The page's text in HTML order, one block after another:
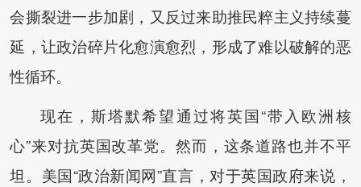
会撕裂进一步加剧，又反过来助推民粹主义持续蔓
延，让政治碎片化愈演愈烈，形成了难以破解的恶
性循环。
现在，斯塔默希望通过将英国“带入欧洲核
心”来对抗英国改革党。然而，这条道路也并不平
坦。美国“政治新闻网”直言，对于英国政府来说，